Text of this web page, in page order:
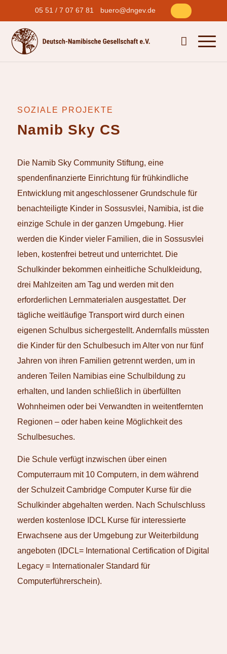
05 51 / 7 07 67 81 buero@dngev.de
SOZIALE PROJEKTE
Namib Sky CS
Die Namib Sky Community Stiftung, eine
spendenfinanzierte Einrichtung für frühkindliche
Entwicklung mit angeschlossener Grundschule für
benachteiligte Kinder in Sossusvlei, Namibia, ist die
einzige Schule in der ganzen Umgebung. Hier
werden die Kinder vieler Familien, die in Sossusvlei
leben, kostenfrei betreut und unterrichtet. Die
Schulkinder bekommen einheitliche Schulkleidung,
drei Mahlzeiten am Tag und werden mit den
erforderlichen Lernmaterialen ausgestattet. Der
tägliche weitläufige Transport wird durch einen
eigenen Schulbus sichergestellt. Andernfalls müssten
die Kinder für den Schulbesuch im Alter von nur fünf
Jahren von ihren Familien getrennt werden, um in
anderen Teilen Namibias eine Schulbildung zu
erhalten, und landen schließlich in überfüllten
Wohnheimen oder bei Verwandten in weitentfernten
Regionen – oder haben keine Möglichkeit des
Schulbesuches.
Die Schule verfügt inzwischen über einen
Computerraum mit 10 Computern, in dem während
der Schulzeit Cambridge Computer Kurse für die
Schulkinder abgehalten werden. Nach Schulschluss
werden kostenlose IDCL Kurse für interessierte
Erwachsene aus der Umgebung zur Weiterbildung
angeboten (IDCL= International Certification of Digital
Legacy = Internationaler Standard für
Computerführerschein).